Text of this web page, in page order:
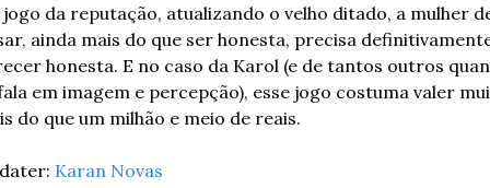
da reputação, atualizando o velho ditado, a mulher
ainda mais do que ser honesta, precisa
honesta. E no caso da Karol (e de tantos outros
em imagem e percepção), esse jogo costuma valer
do que um milhão e meio de reais.
Karan Novas